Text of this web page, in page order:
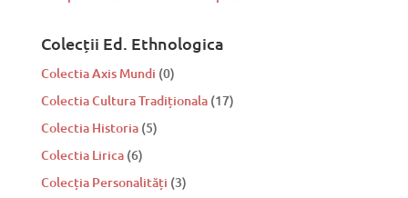
Colecții Ed. Ethnologica
Colectia Axis Mundi (0)
Colectia Cultura Tradiționala (17)
Colectia Historia (5)
Colectia Lirica (6)
Colecția Personalități (3)